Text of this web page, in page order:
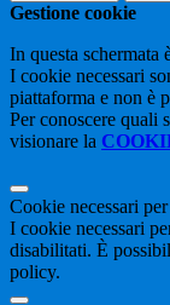
Gestione cookie
In questa schermata
I cookie necessari
piattaforma e non è
Per conoscere quali
visionare la
Cookie necessari
I cookie necessari
disabilitati. È
policy.